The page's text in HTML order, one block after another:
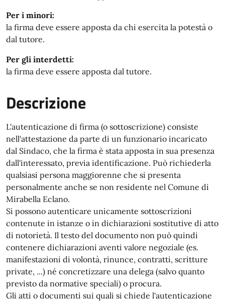
Per i minori:
la firma deve essere apposta da chi esercita la potestà o
dal tutore.
Per gli interdetti:
la firma deve essere apposta dal tutore.
Descrizione
L'autenticazione di firma (o sottoscrizione) consiste
nell'attestazione da parte di un funzionario incaricato
dal Sindaco, che la firma è stata apposta in sua presenza
dall'interessato, previa identificazione. Può richiederla
qualsiasi persona maggiorenne che si presenta
personalmente anche se non residente nel Comune di
Mirabella Eclano.
Si possono autenticare unicamente sottoscrizioni
contenute in istanze o in dichiarazioni sostitutive di atto
di notorietà. Il testo del documento non può quindi
contenere dichiarazioni aventi valore negoziale (es.
manifestazioni di volontà, rinunce, contratti, scritture
private, ...) né concretizzare una delega (salvo quanto
previsto da normative speciali) o procura.
Gli atti o documenti sui quali si chiede l'autenticazione